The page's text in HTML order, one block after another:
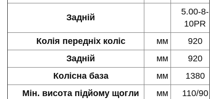
Задній
5.00-8-
10PR
Колія передніх коліс
мм
920
Задній
мм
920
Колісна база
мм
1380
Мін. висота підйому щогли
мм
110/90